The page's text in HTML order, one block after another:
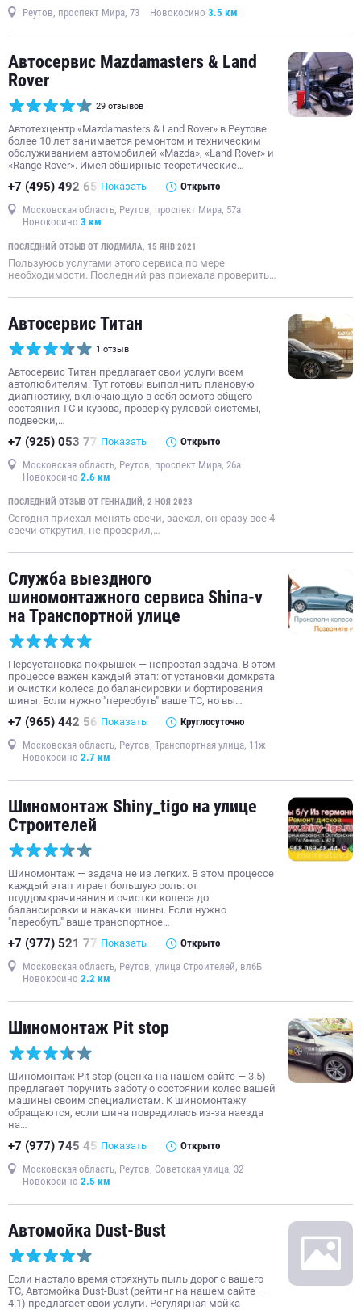
Реутов, проспект Мира, 73 Новокосино 3.5 км
Автосервис Mazdamasters & Land
Rover
29 отзывов
Автотехцентр «Mazdamasters & Land Rover» в Реутове
более 10 лет занимается ремонтом и техническим
обслуживанием автомобилей «Mazda», «Land Rover» и
«Range Rover». Имея обширные теоретические…
+7 (495) 492 65 Показать Открыто
Московская область, Реутов, проспект Мира, 57а
Новокосино 3 км
ПОСЛЕДНИЙ ОТЗЫВ ОТ ЛЮДМИЛА, 15 ЯНВ 2021
Пользуюсь услугами этого сервиса по мере
необходимости. Последний раз приехала проверить…
Автосервис Титан
1 отзыв
Автосервис Титан предлагает свои услуги всем
автолюбителям. Тут готовы выполнить плановую
диагностику, включающую в себя осмотр общего
состояния ТС и кузова, проверку рулевой системы,
подвески,…
+7 (925) 053 77 Показать Открыто
Московская область, Реутов, проспект Мира, 26а
Новокосино 2.6 км
ПОСЛЕДНИЙ ОТЗЫВ ОТ ГЕННАДИЙ, 2 НОЯ 2023
Сегодня приехал менять свечи, заехал, он сразу все 4
свечи открутил, не проверил,…
Служба выездного
шиномонтажного сервиса Shina-v
на Транспортной улице
Переустановка покрышек — непростая задача. В этом
процессе важен каждый этап: от установки домкрата
и очистки колеса до балансировки и бортирования
шины. Если нужно "переобуть" ваше ТС, но вы…
+7 (965) 442 56 Показать Круглосуточно
Московская область, Реутов, Транспортная улица, 11ж
Новокосино 2.7 км
Шиномонтаж Shiny_tigo на улице
Строителей
Шиномонтаж — задача не из легких. В этом процессе
каждый этап играет большую роль: от
поддомкрачивания и очистки колеса до
балансировки и накачки шины. Если нужно
"переобуть" ваше транспортное…
+7 (977) 521 77 Показать Открыто
Московская область, Реутов, улица Строителей, вл6Б
Новокосино 2.2 км
Шиномонтаж Pit stop
Шиномонтаж Pit stop (оценка на нашем сайте — 3.5)
предлагает поручить заботу о состоянии колес вашей
машины своим специалистам. К шиномонтажу
обращаются, если шина повредилась из-за наезда
на…
+7 (977) 745 45 Показать Открыто
Московская область, Реутов, Советская улица, 32
Новокосино 2.5 км
Автомойка Dust-Bust
Если настало время стряхнуть пыль дорог с вашего
ТС, Автомойка Dust-Bust (рейтинг на нашем сайте —
4.1) предлагает свои услуги. Регулярная мойка